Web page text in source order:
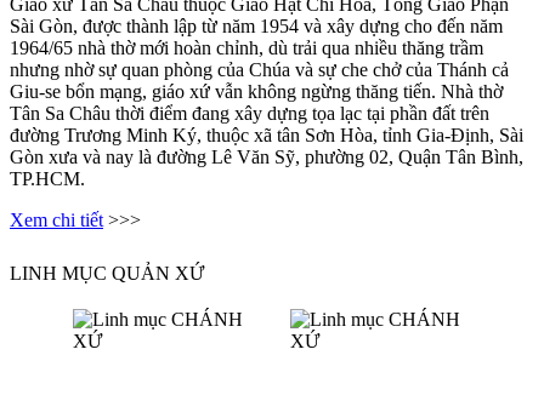
Giáo xứ Tân Sa Châu thuộc Giáo Hạt Chí Hòa, Tổng Giáo Phận
Sài Gòn, được thành lập từ năm 1954 và xây dựng cho đến năm
1964/65 nhà thờ mới hoàn chỉnh, dù trải qua nhiều thăng trầm
nhưng nhờ sự quan phòng của Chúa và sự che chở của Thánh cả
Giu-se bổn mạng, giáo xứ vẫn không ngừng thăng tiến. Nhà thờ
Tân Sa Châu thời điểm đang xây dựng tọa lạc tại phần đất trên
đường Trương Minh Ký, thuộc xã tân Sơn Hòa, tỉnh Gia-Định, Sài
Gòn xưa và nay là đường Lê Văn Sỹ, phường 02, Quận Tân Bình,
TP.HCM.
Xem chi tiết >>>
LINH MỤC QUẢN XỨ